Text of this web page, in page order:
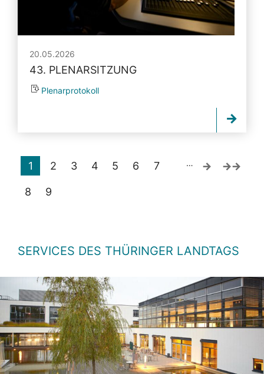
20.05.2026
43. PLENARSITZUNG
Plenarprotokoll
1 2 3 4 5 6 7
8 9
…
SERVICES DES THÜRINGER LANDTAGS